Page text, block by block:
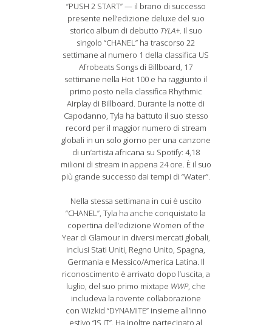
“PUSH 2 START” — il brano di successo
presente nell’edizione deluxe del suo
storico album di debutto TYLA+. Il suo
singolo “CHANEL” ha trascorso 22
settimane al numero 1 della classifica US
Afrobeats Songs di Billboard, 17
settimane nella Hot 100 e ha raggiunto il
primo posto nella classifica Rhythmic
Airplay di Billboard. Durante la notte di
Capodanno, Tyla ha battuto il suo stesso
record per il maggior numero di stream
globali in un solo giorno per una canzone
di un’artista africana su Spotify: 4,18
milioni di stream in appena 24 ore. È il suo
più grande successo dai tempi di “Water”.
Nella stessa settimana in cui è uscito
“CHANEL”, Tyla ha anche conquistato la
copertina dell’edizione Women of the
Year di Glamour in diversi mercati globali,
inclusi Stati Uniti, Regno Unito, Spagna,
Germania e Messico/America Latina. Il
riconoscimento è arrivato dopo l’uscita, a
luglio, del suo primo mixtape WWP, che
includeva la rovente collaborazione
con Wizkid “DYNAMITE” insieme all’inno
estivo “IS IT”. Ha inoltre partecipato al